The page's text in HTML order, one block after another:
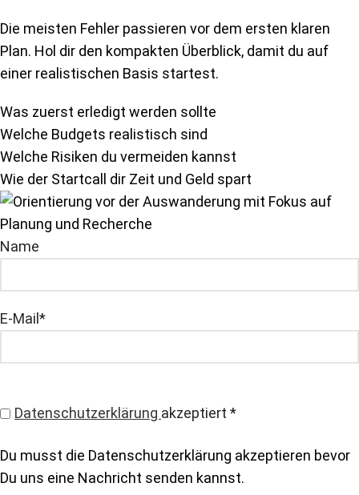
Die meisten Fehler passieren vor dem ersten klaren
Plan. Hol dir den kompakten Überblick, damit du auf
einer realistischen Basis startest.
Was zuerst erledigt werden sollte
Welche Budgets realistisch sind
Welche Risiken du vermeiden kannst
Wie der Startcall dir Zeit und Geld spart
Name
E-Mail*
Datenschutzerklärung akzeptiert *
Du musst die Datenschutzerklärung akzeptieren bevor
Du uns eine Nachricht senden kannst.